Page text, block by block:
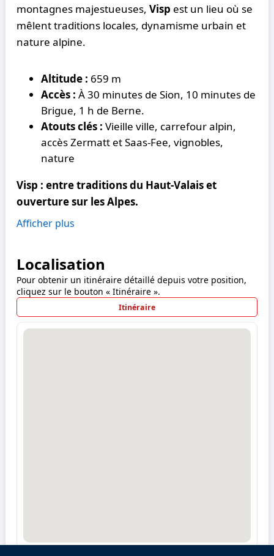
montagnes majestueuses,Visp est un lieu où se
mêlent traditions locales, dynamisme urbain et
nature alpine.
Altitude : 659 m
Accès : À 30 minutes de Sion, 10 minutes de
Brigue, 1 h de Berne.
Atouts clés : Vieille ville, carrefour alpin,
accès Zermatt et Saas-Fee, vignobles,
nature
Visp : entre traditions du Haut-Valais et
ouverture sur les Alpes.
Afficher plus
Localisation
Pour obtenir un itinéraire détaillé depuis votre position,
cliquez sur le bouton « Itinéraire ».
Itinéraire